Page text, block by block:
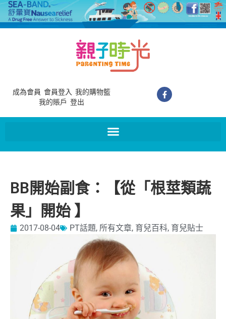
成為會員 會員登入 我的購物籃
我的賬戶 登出
BB開始副食：【從「根莖類蔬
果」開始 】
2017-08-04 PT話題, 所有文章, 育兒百科, 育兒貼士